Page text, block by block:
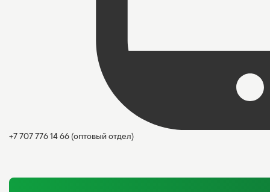
+7 707 776 14 66 (оптовый отдел)